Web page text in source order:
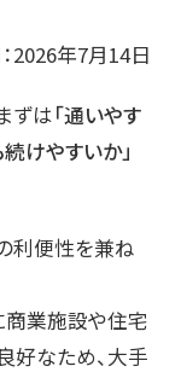
2026年7月14日
ずは「通いやす
けやすいか」
利便性を兼ね
商業施設や住宅
好なため、大手